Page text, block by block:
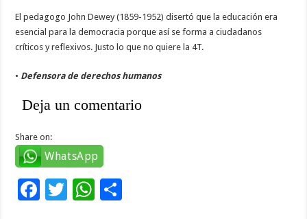
El pedagogo John Dewey (1859-1952) disertó que la educación era
esencial para la democracia porque así se forma a ciudadanos
críticos y reflexivos. Justo lo que no quiere la 4T.
• Defensora de derechos humanos
Deja un comentario
Share on:
WhatsApp
F
T
W